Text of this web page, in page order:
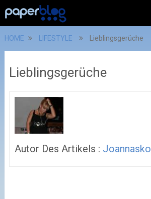
HOME LIFESTYLE Lieblingsgerüche
Lieblingsgerüche
Autor Des Artikels : Joannasko